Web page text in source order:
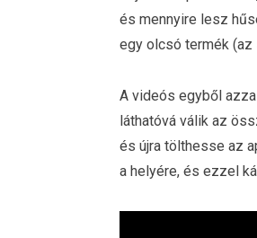
és mennyire lesz
egy olcsó termék (az
A videós egyből
láthatóvá válik az
és újra tölthesse az
a helyére, és ezzel